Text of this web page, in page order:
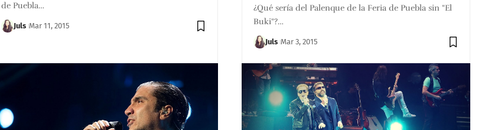
de Puebla…
Juls Mar 11, 2015
¿Qué sería del Palenque de la Feria de Puebla sin "El
Buki"?…
Juls Mar 3, 2015